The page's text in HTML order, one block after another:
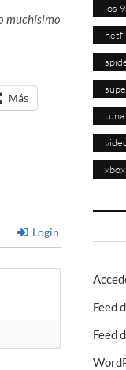
muchísimo
Más
Login
los
tuna
xbox
Feed
Feed